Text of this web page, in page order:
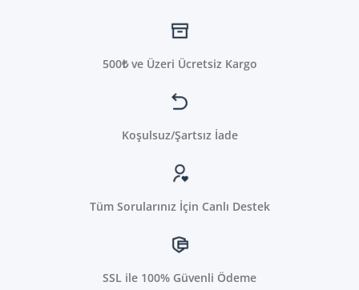
500₺ ve Üzeri Ücretsiz Kargo
Koşulsuz/Şartsız İade
Tüm Sorularınız İçin Canlı Destek
SSL ile 100% Güvenli Ödeme